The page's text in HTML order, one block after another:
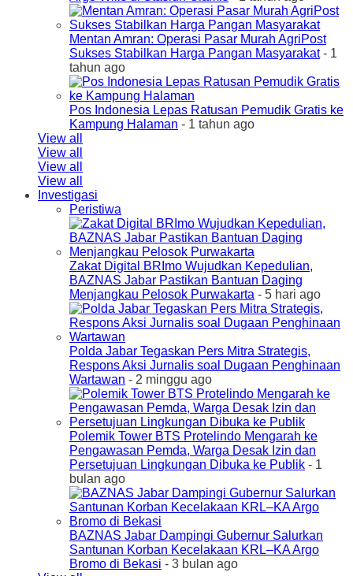
Mentan Amran: Operasi Pasar Murah AgriPost
Sukses Stabilkan Harga Pangan Masyarakat- 1
tahun ago
Pos Indonesia Lepas Ratusan Pemudik Gratis ke
Kampung Halaman - 1 tahun ago
View all
View all
View all
View all
Investigasi
Peristiwa
Zakat Digital BRImo Wujudkan Kepedulian,
BAZNAS Jabar Pastikan Bantuan Daging
Menjangkau Pelosok Purwakarta - 5 hari ago
Polda Jabar Tegaskan Pers Mitra Strategis,
Respons Aksi Jurnalis soal Dugaan Penghinaan
Wartawan - 2 minggu ago
Polemik Tower BTS Protelindo Mengarah ke
Pengawasan Pemda, Warga Desak Izin dan
Persetujuan Lingkungan Dibuka ke Publik - 1
bulan ago
BAZNAS Jabar Dampingi Gubernur Salurkan
Santunan Korban Kecelakaan KRL–KA Argo
Bromo di Bekasi - 3 bulan ago